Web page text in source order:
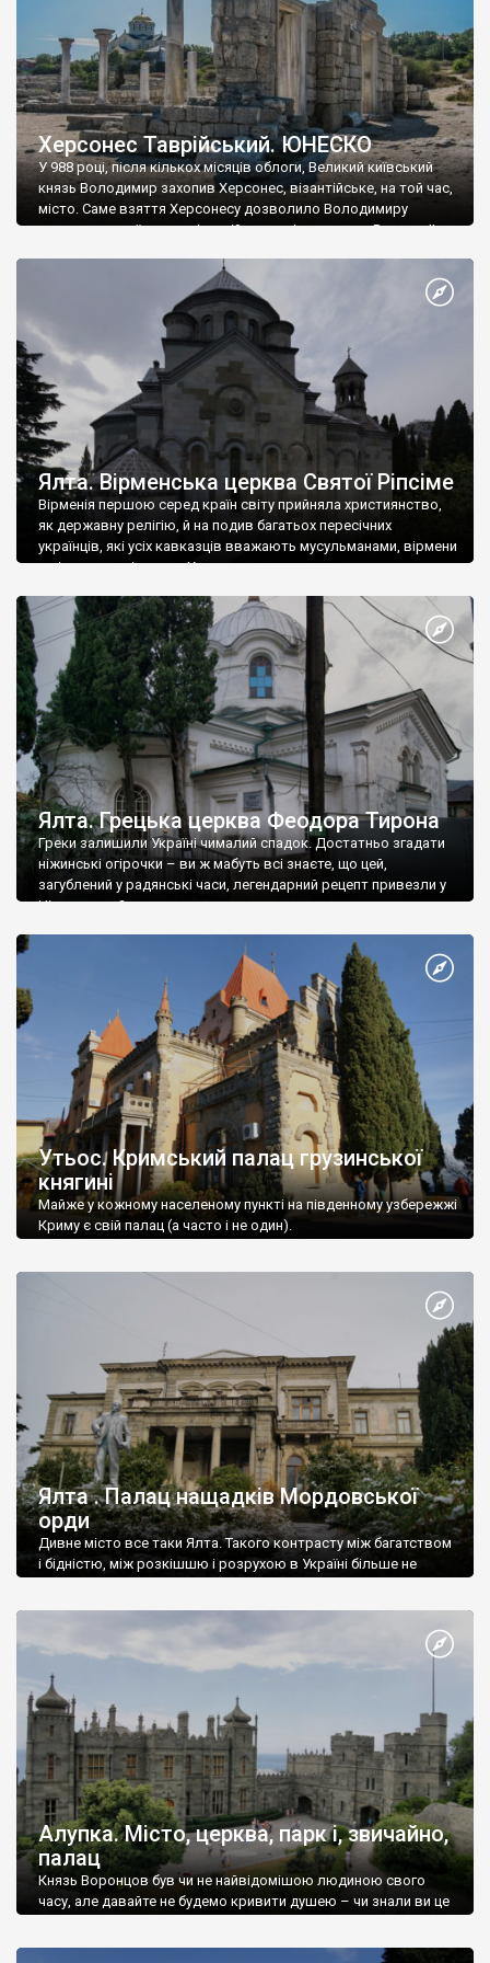
Херсонес Таврійський. ЮНЕСКО
У 988 році, після кількох місяців облоги, Великий київський
князь Володимир захопив Херсонес, візантійське, на той час,
місто. Саме взяття Херсонесу дозволило Володимиру
диктувати свої умови візантійському імператору Василю ІІ, та
Херсонесі Володимир-язичник, став Василем-християнином.
А потім було Хрещення Русі. На честь Херсонесу Таврійського
Ялта. Вірменська церква Святої Ріпсіме
Вірменія першою серед країн світу прийняла християнство,
як державну релігію, й на подив багатьох пересічних
українців, які усіх кавказців вважають мусульманами, вірмени
є відданими вірянами Христа
Ялта. Грецька церква Феодора Тирона
Греки залишили Україні чималий спадок. Достатньо згадати
ніжинські огірочки – ви ж мабуть всі знаєте, що цей,
загублений у радянські часи, легендарний рецепт привезли у
Ніжин греки?
Утьос. Кримський палац грузинської
княгині
Майже у кожному населеному пункті на південному узбережжі
Криму є свій палац (а часто і не один).
Ялта . Палац нащадків Мордовської
орди
Дивне місто все таки Ялта. Такого контрасту між багатством
і бідністю, між розкішшю і розрухою в Україні більше не
Алупка. Місто, церква, парк і, звичайно,
палац
Князь Воронцов був чи не найвідомішою людиною свого
часу, але давайте не будемо кривити душею – чи знали ви це